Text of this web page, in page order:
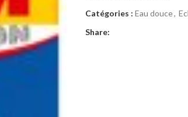
Catégories : Eau douce,
Share: